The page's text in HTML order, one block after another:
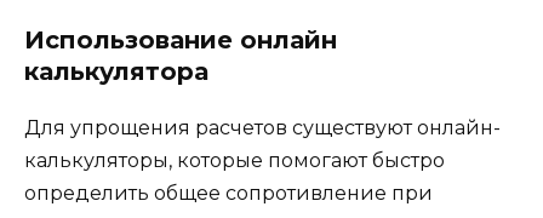
Использование онлайн
калькулятора
Для упрощения расчетов существуют онлайн-
калькуляторы, которые помогают быстро
определить общее сопротивление при